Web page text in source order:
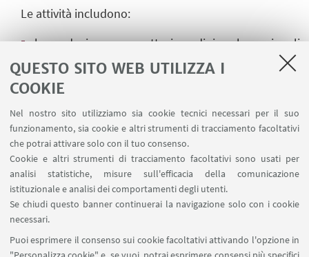
QUESTO SITO WEB UTILIZZA I
COOKIE
Nel nostro sito utilizziamo sia cookie tecnici necessari per il suo
funzionamento, sia cookie e altri strumenti di tracciamento facoltativi
che potrai attivare solo con il tuo consenso.
Cookie e altri strumenti di tracciamento facoltativi sono usati per
analisi statistiche, misure sull'efficacia della comunicazione
istituzionale e analisi dei comportamenti degli utenti.
Se chiudi questo banner continuerai la navigazione solo con i cookie
necessari.
Puoi esprimere il consenso sui cookie facoltativi attivando l'opzione in
Le attività includono:
la conduzione e progettazione di ricerche nazionali
e internazionali sui temi della diversità, della
migrazione e dell’inclusione sociale;
la costituzione di una rete di ricerca sul tema delle
migrazioni interne e internazionali;
l’organizzazione di attività seminariali e
laboratoriali rivolti a studenti e ricercatori/trici cui
partecipano studiosi/e di livello nazionale e
internazionale;
la progettazione di attività di formazione e ricerca-